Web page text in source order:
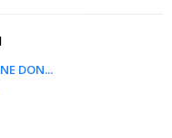
DON...